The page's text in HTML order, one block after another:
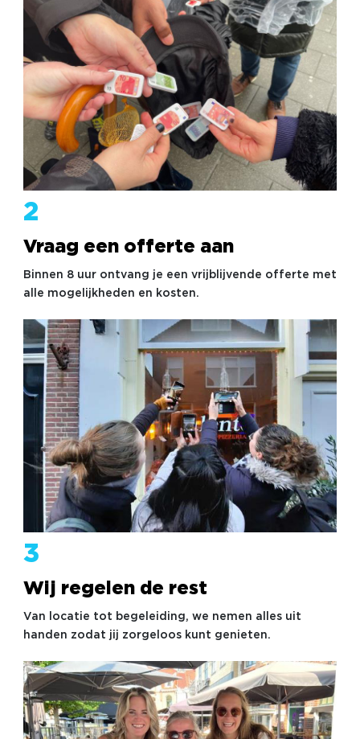
2
Vraag een offerte aan
Binnen 8 uur ontvang je een vrijblijvende offerte met
alle mogelijkheden en kosten.
3
Wij regelen de rest
Van locatie tot begeleiding, we nemen alles uit
handen zodat jij zorgeloos kunt genieten.